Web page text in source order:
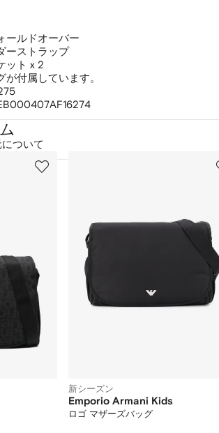
ールドオーバー
ーストラップ
ット x 2
付属しています。
ついて
2
新シーズン
Emporio Armani Kids
ロゴ マザーズバッグ